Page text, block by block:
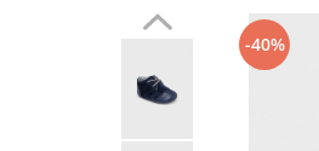
Seturi maternitate nou nascut
Genti Maternitate & Port Bebe
Alimentatie bebe & Accesorii
-40%